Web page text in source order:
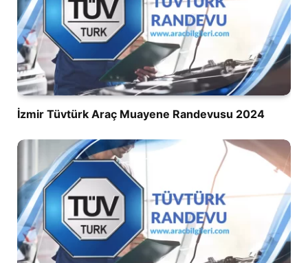
İzmir Tüvtürk Araç Muayene Randevusu 2024